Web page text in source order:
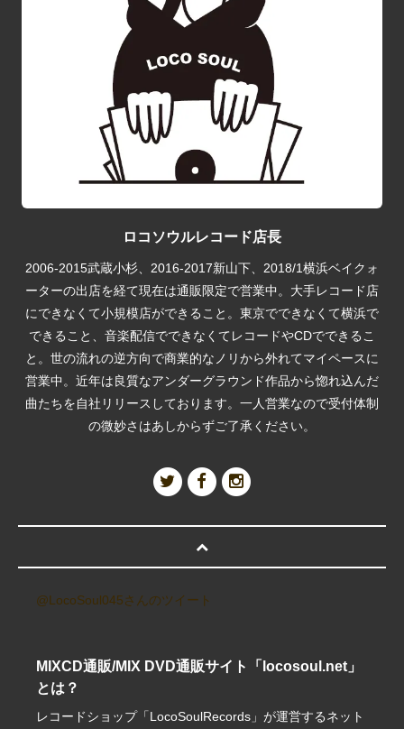
ロコソウルレコード店長
2006-2015武蔵小杉、2016-2017新山下、2018/1横浜ベイクォ
ーターの出店を経て現在は通販限定で営業中。大手レコード店
にできなくて小規模店ができること。東京でできなくて横浜で
できること、音楽配信でできなくてレコードやCDでできるこ
と。世の流れの逆方向で商業的なノリから外れてマイペースに
営業中。近年は良質なアンダーグラウンド作品から惚れ込んだ
曲たちを自社リリースしております。一人営業なので受付体制
の微妙さはあしからずご了承ください。
@LocoSoul045さんのツイート
MIXCD通販/MIX DVD通販サイト「locosoul.net」
とは？
レコードショップ「LocoSoulRecords」が運営するネット